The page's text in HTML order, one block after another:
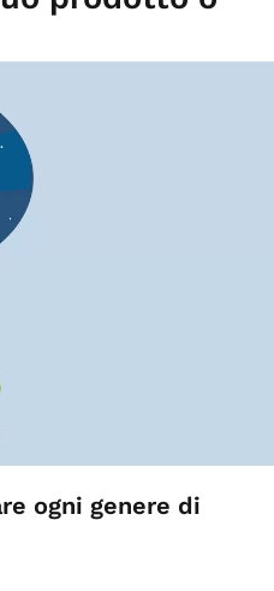
ogni genere di